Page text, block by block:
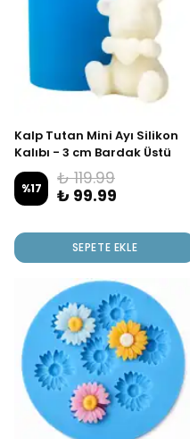
Kalp Tutan Mini Ayı Silikon
Kalıbı - 3 cm Bardak Üstü
Süslemeye Uygun
%17
₺ 119.99
₺ 99.99
SEPETE EKLE